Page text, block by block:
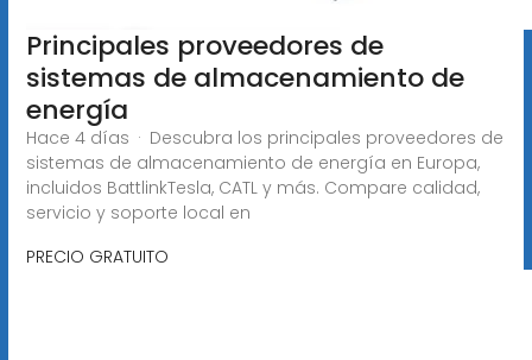
Principales proveedores de
sistemas de almacenamiento de
energía
Hace 4 días · Descubra los principales proveedores de
sistemas de almacenamiento de energía en Europa,
incluidos BattlinkTesla, CATL y más. Compare calidad,
servicio y soporte local en
PRECIO GRATUITO